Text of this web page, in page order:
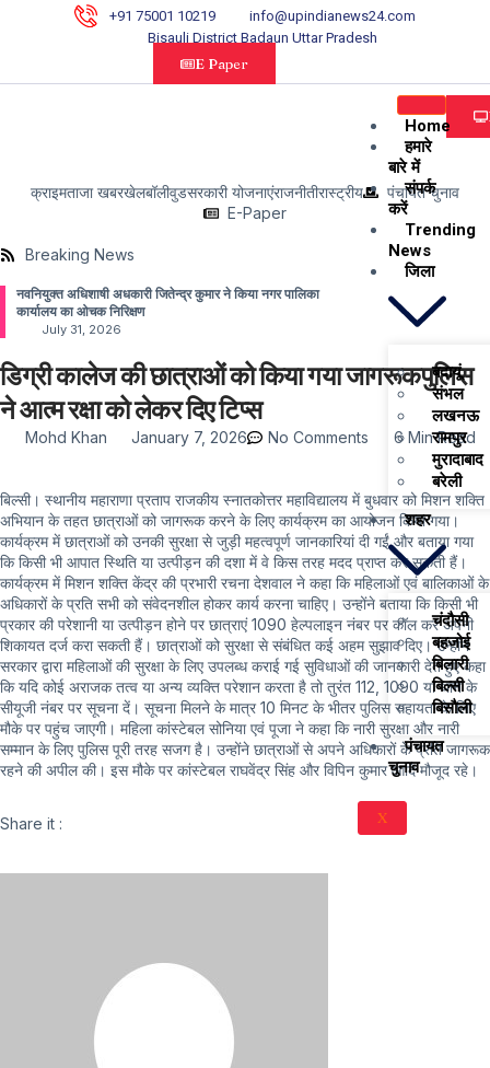
+91 75001 10219
info@upindianews24.com
Bisauli District Badaun Uttar Pradesh
E Paper
Home
हमारे
बारे में
संपर्क
करें
Trending
News
जिला
बदायूं
संभल
लखनऊ
रामपुर
मुरादाबाद
बरेली
शहर
चंदौसी
बहजोई
बिलारी
बिल्सी
बिसौली
पंचायत
चुनाव
X
क्राइमताजा खबरखेलबॉलीवुडसरकारी योजनाएंराजनीतीरास्ट्रीय
पंचायत चुनाव
E-Paper
Breaking News
नवनियुक्त अधिशाषी अधकारी जितेन्द्र कुमार ने किया नगर पालिका
कार्यालय का ओचक निरिक्षण
July 31, 2026
डिग्री कालेज की छात्राओं को किया गया जागरूकपुलिस
ने आत्म रक्षा को लेकर दिए टिप्स
Mohd Khan January 7, 2026 No Comments 6 Min Read
बिल्सी। स्थानीय महाराणा प्रताप राजकीय स्नातकोत्तर महाविद्यालय में बुधवार को मिशन शक्ति
अभियान के तहत छात्राओं को जागरूक करने के लिए कार्यक्रम का आयोजन किया गया।
कार्यक्रम में छात्राओं को उनकी सुरक्षा से जुड़ी महत्वपूर्ण जानकारियां दी गईं और बताया गया
कि किसी भी आपात स्थिति या उत्पीड़न की दशा में वे किस तरह मदद प्राप्त कर सकती हैं।
कार्यक्रम में मिशन शक्ति केंद्र की प्रभारी रचना देशवाल ने कहा कि महिलाओं एवं बालिकाओं के
अधिकारों के प्रति सभी को संवेदनशील होकर कार्य करना चाहिए। उन्होंने बताया कि किसी भी
प्रकार की परेशानी या उत्पीड़न होने पर छात्राएं 1090 हेल्पलाइन नंबर पर कॉल कर अपनी
शिकायत दर्ज करा सकती हैं। छात्राओं को सुरक्षा से संबंधित कई अहम सुझाव दिए। उन्होंने
सरकार द्वारा महिलाओं की सुरक्षा के लिए उपलब्ध कराई गई सुविधाओं की जानकारी देते हुए कहा
कि यदि कोई अराजक तत्व या अन्य व्यक्ति परेशान करता है तो तुरंत 112, 1090 या थाने के
सीयूजी नंबर पर सूचना दें। सूचना मिलने के मात्र 10 मिनट के भीतर पुलिस सहायता के लिए
मौके पर पहुंच जाएगी। महिला कांस्टेबल सोनिया एवं पूजा ने कहा कि नारी सुरक्षा और नारी
सम्मान के लिए पुलिस पूरी तरह सजग है। उन्होंने छात्राओं से अपने अधिकारों के प्रति जागरूक
रहने की अपील की। इस मौके पर कांस्टेबल राघवेंद्र सिंह और विपिन कुमार आदि मौजूद रहे।
Share it :